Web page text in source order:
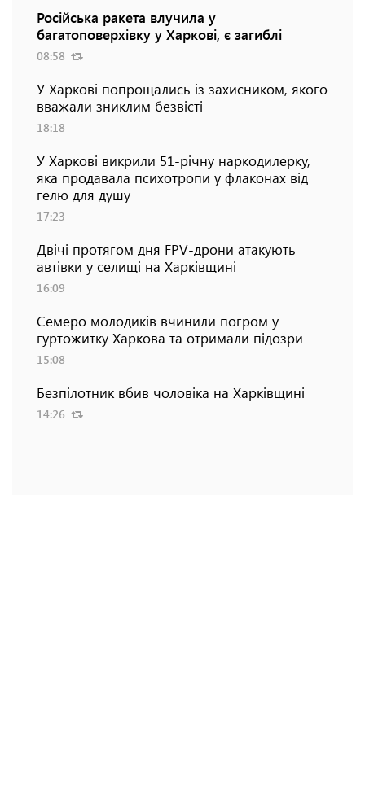
Російська ракета влучила у
багатоповерхівку у Харкові, є загиблі
08:58
У Харкові попрощались із захисником, якого
вважали зниклим безвісті
18:18
У Харкові викрили 51-річну наркодилерку,
яка продавала психотропи у флаконах від
гелю для душу
17:23
Двічі протягом дня FPV-дрони атакують
автівки у селищі на Харківщині
16:09
Семеро молодиків вчинили погром у
гуртожитку Харкова та отримали підозри
15:08
Безпілотник вбив чоловіка на Харківщині
14:26